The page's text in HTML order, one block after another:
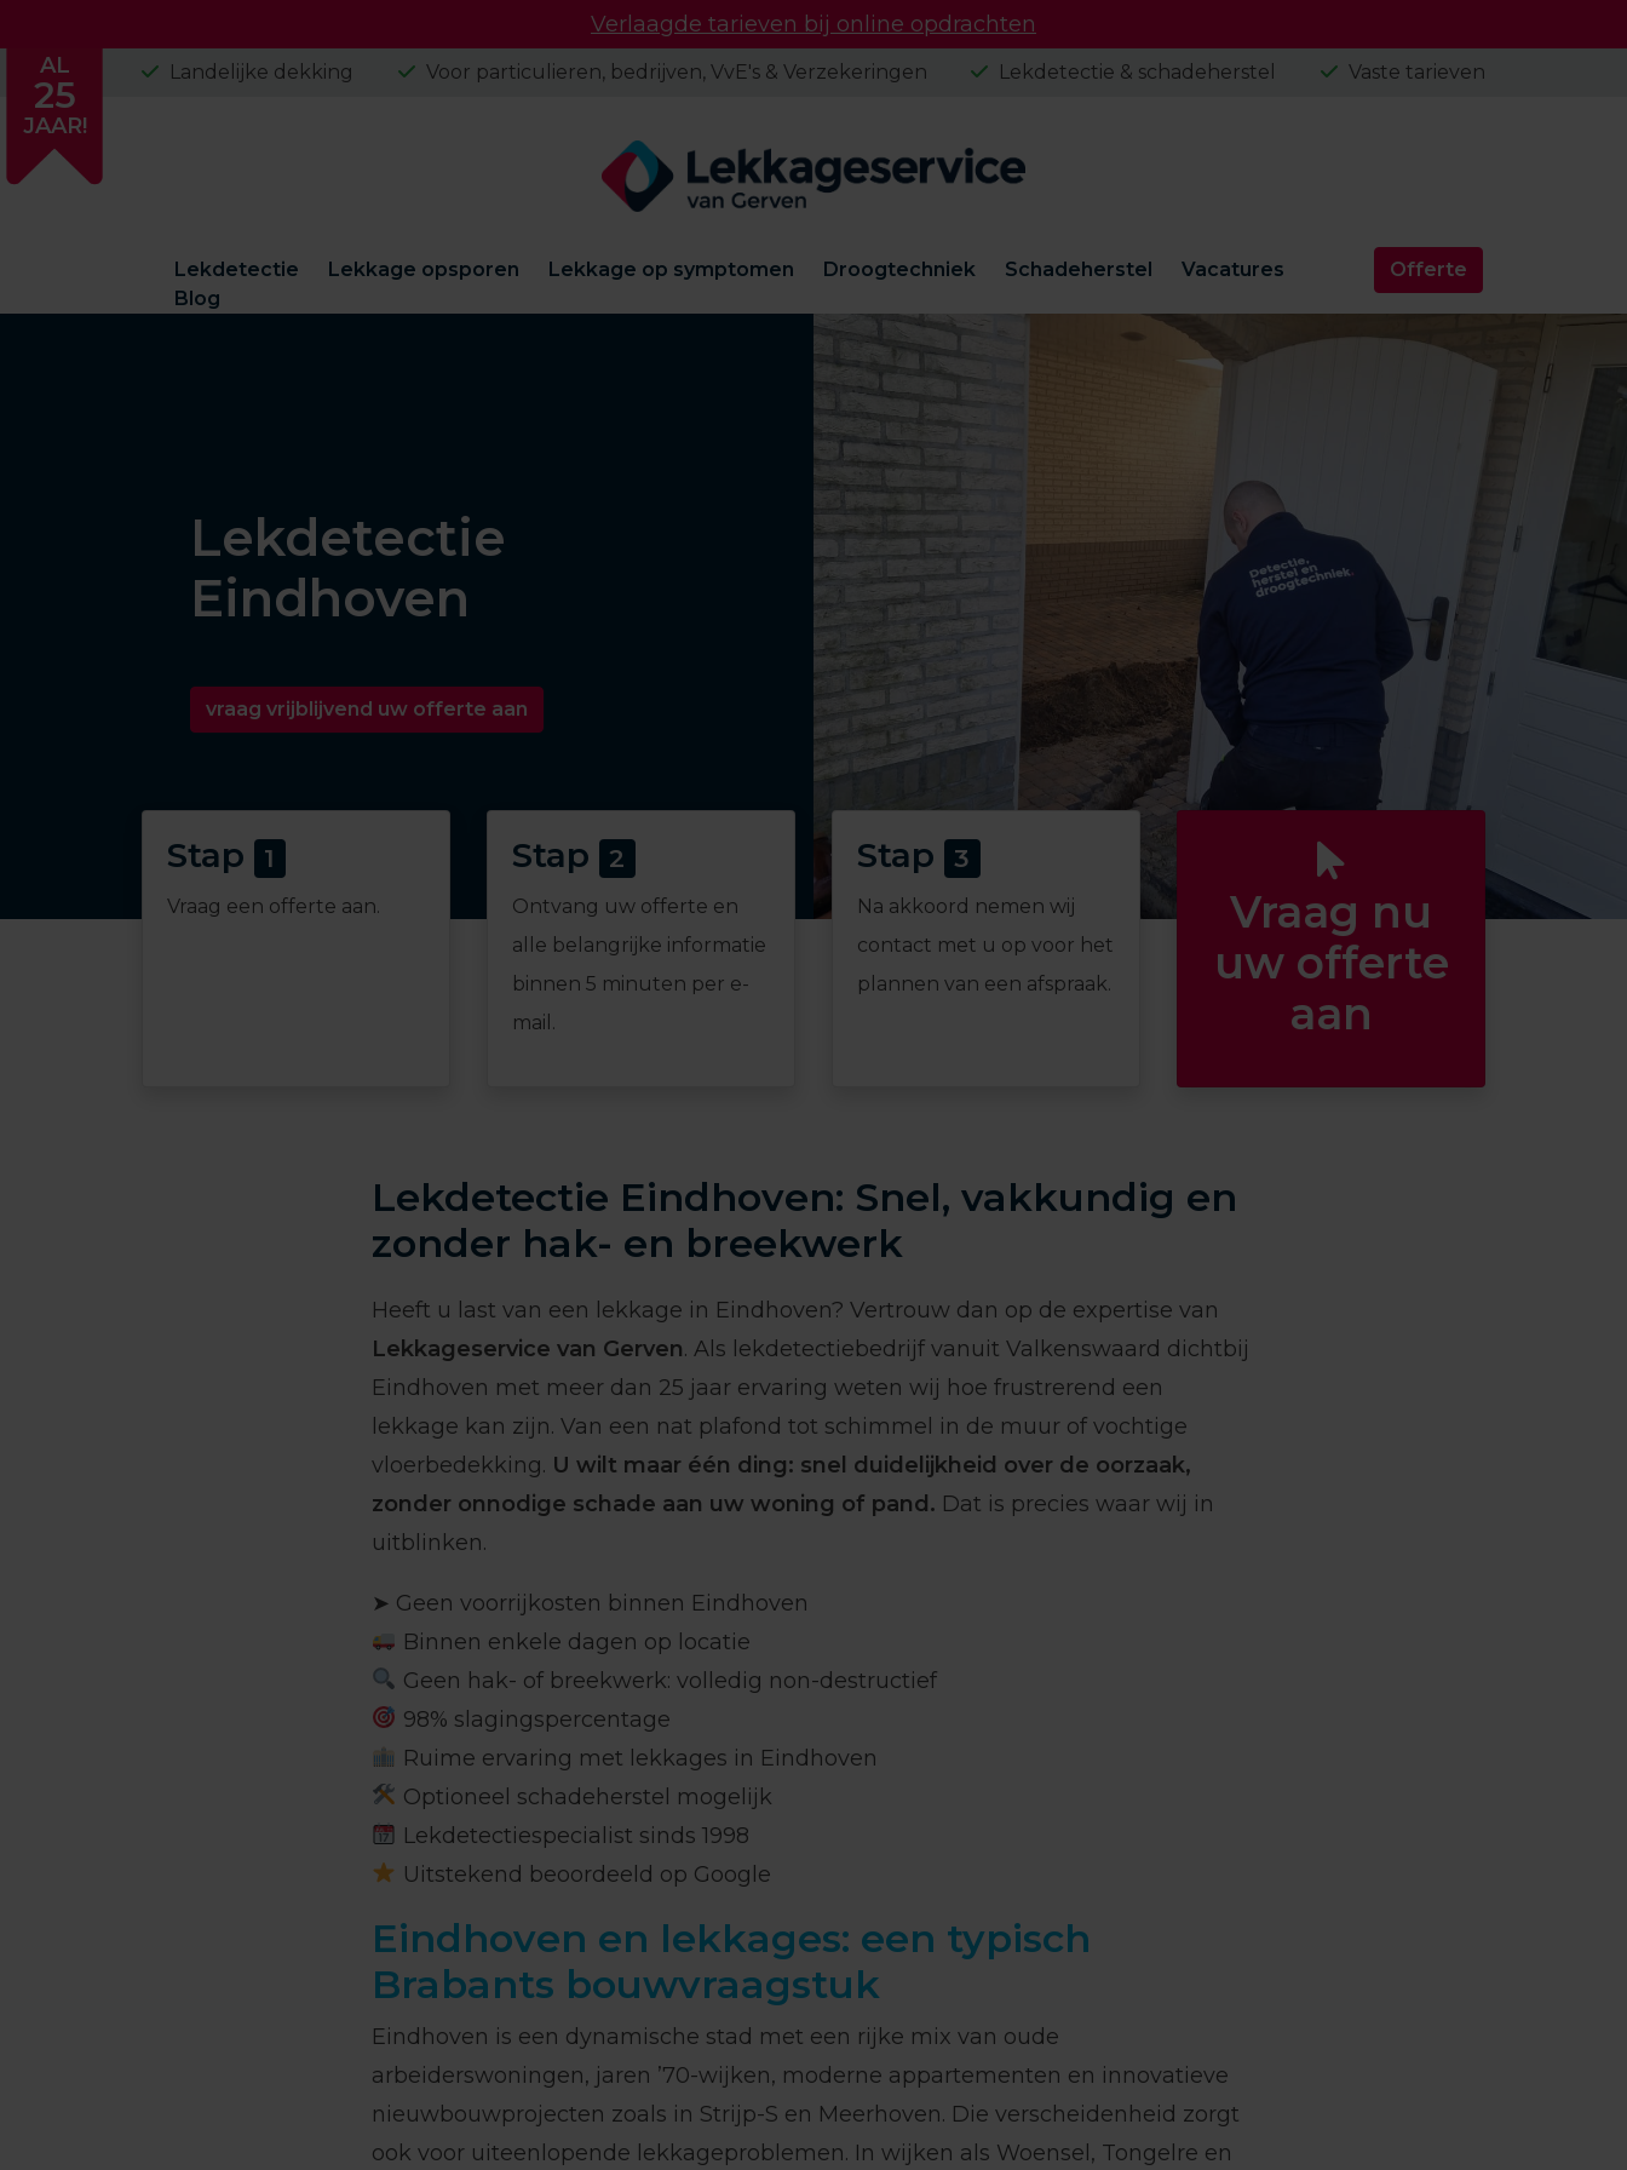
Verlaagde tarieven bij online opdrachten
content
Landelijke dekking Voor particulieren, bedrijven, VvE's & Verzekeringen Lekdetectie & schadeherstel Vaste tarieven
Lekdetectie Lekkage opsporen Lekkage op symptomen Droogtechniek Schadeherstel
Vacatures
Blog
Offerte
AL
25
JAAR!
Lekdetectie
Eindhoven
vraag vrijblijvend uw offerte aan
Stap 1
Vraag een offerte aan.
Stap 2
Ontvang uw offerte en
alle belangrijke informatie
binnen 5 minuten per e-
mail.
Stap 3
Na akkoord nemen wij
contact met u op voor het
plannen van een afspraak.
Vraag nu
uw offerte
aan
Lekdetectie Eindhoven: Snel, vakkundig en
zonder hak- en breekwerk
Heeft u last van een lekkage in Eindhoven? Vertrouw dan op de expertise van
Lekkageservice van Gerven. Als lekdetectiebedrijf vanuit Valkenswaard dichtbij
Eindhoven met meer dan 25 jaar ervaring weten wij hoe frustrerend een
lekkage kan zijn. Van een nat plafond tot schimmel in de muur of vochtige
vloerbedekking. U wilt maar één ding: snel duidelijkheid over de oorzaak,
zonder onnodige schade aan uw woning of pand. Dat is precies waar wij in
uitblinken.
➤ Geen voorrijkosten binnen Eindhoven
Binnen enkele dagen op locatie
Geen hak- of breekwerk: volledig non-destructief
98% slagingspercentage
Ruime ervaring met lekkages in Eindhoven
Optioneel schadeherstel mogelijk
Lekdetectiespecialist sinds 1998
Uitstekend beoordeeld op Google
Eindhoven en lekkages: een typisch
Brabants bouwvraagstuk
Eindhoven is een dynamische stad met een rijke mix van oude
arbeiderswoningen, jaren ’70-wijken, moderne appartementen en innovatieve
nieuwbouwprojecten zoals in Strijp-S en Meerhoven. Die verscheidenheid zorgt
ook voor uiteenlopende lekkageproblemen. In wijken als Woensel, Tongelre en